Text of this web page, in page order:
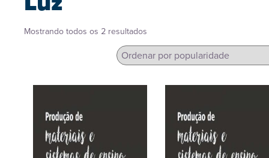
Mostrando todos os 2 resultados
popularidade